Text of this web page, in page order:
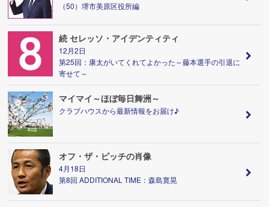
（50）堺市美原区役所編
続 セレッソ・アイデンティティ
12月2日
第25回：康太がいてくれてよかった～藤本選手の引退に
寄せて～
マイマイ～ほぼ毎日舞洲～
クラブハウスから最新情報をお届け♪
オフ・ザ・ピッチの肖像
4月18日
第8回 ADDITIONAL TIME：森島寛晃